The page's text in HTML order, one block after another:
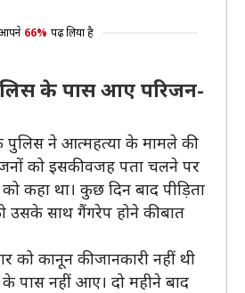
66% पढ़ लिया है
के पास आए परिजन-
ने आत्महत्या के मामले की
को इसकी वजह पता चलने पर
कहा था। कुछ दिन बाद पीड़िता
उसके साथ गैंगरेप होने की बात
को कानून की जानकारी नहीं थी
पास नहीं आए। दो महीने बाद